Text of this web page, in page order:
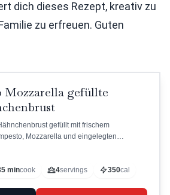
dich dieses Rezept, kreativ zu
zu erfreuen. Guten
Mozzarella gefüllte
gefüllt mit frischem
Mozzarella und eingelegten
mincook 4servings 350cal